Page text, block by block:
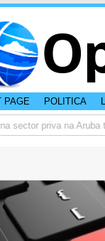
PAGE POLITICA
priva na Aruba ta